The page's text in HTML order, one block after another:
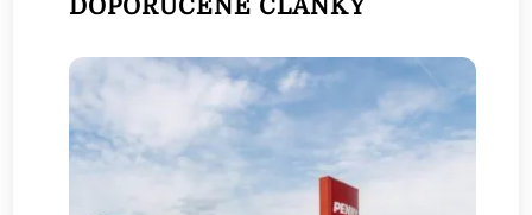
DOPORUČENÉ ČLÁNKY